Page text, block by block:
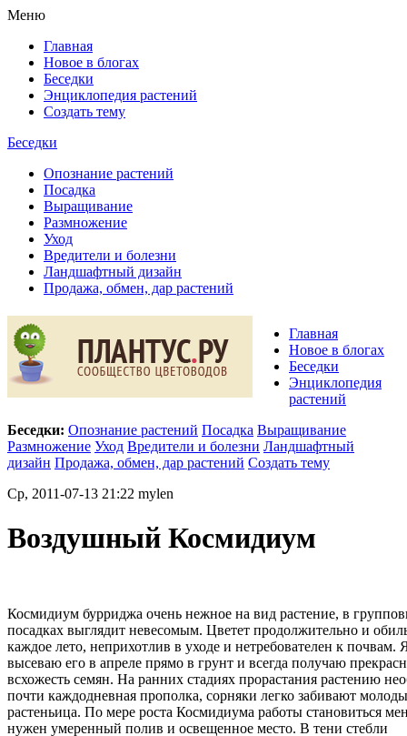
Меню
Главная
Новое в блогах
Беседки
Энциклопедия растений
Создать тему
Беседки
Опознание растений
Посадка
Выращивание
Размножение
Уход
Вредители и болезни
Ландшафтный дизайн
Продажа, обмен, дар растений
Главная
Новое в блогах
Беседки
Энциклопедия
растений
Беседки: Опознание растений Посадка Выращивание
Размножение Уход Вредители и болезни Ландшафтный
дизайн Продажа, обмен, дар растений Создать тему
Ср, 2011-07-13 21:22 mylen
Воздушный Космидиум
Космидиум бурриджа очень нежное на вид растение, в
посадках выглядит невесомым. Цветет продолжительно и
каждое лето, неприхотлив в уходе и нетребователен к почвам.
высеваю его в апреле прямо в грунт и всегда получаю
всхожесть семян. На ранних стадиях прорастания растению
почти каждодневная прополка, сорняки легко забивают
растеньица. По мере роста Космидиума работы становиться
нужен умеренный полив и освещенное место. В тени стебли